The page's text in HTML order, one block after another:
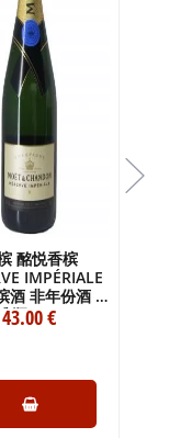
酩悦香槟
IMPÉRIALE
酒 非年份酒
瓶 (75CL)
43.00€